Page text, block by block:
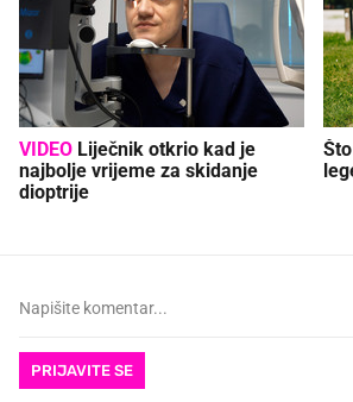
VIDEO
najbolje vrijeme za skidanje
dioptrije
PRIJAVITE SE